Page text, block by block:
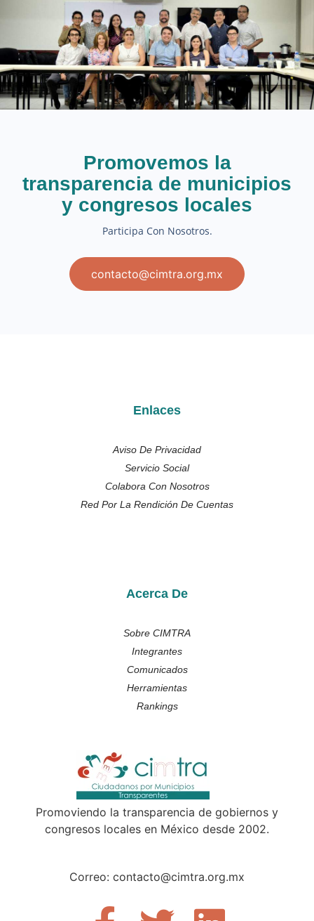
Promovemos la
transparencia de municipios
y congresos locales
Participa Con Nosotros.
contacto@cimtra.org.mx
Promoviendo la transparencia de gobiernos y
congresos locales en México desde 2002.
Correo: contacto@cimtra.org.mx
Acerca De
Sobre CIMTRA
Integrantes
Comunicados
Herramientas
Rankings
Enlaces
Aviso De Privacidad
Servicio Social
Colabora Con Nosotros
Red Por La Rendición De Cuentas